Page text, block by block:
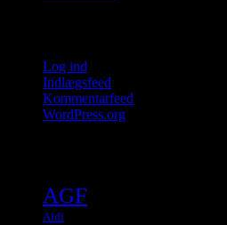
Log ind
Indlægsfeed
Kommentarfeed
WordPress.org
AGF
Aldi